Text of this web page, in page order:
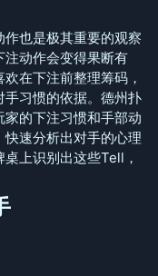
也是极其重要的观察
动作会变得果断有
在下注前整理筹码，
习惯的依据。德州扑
的下注习惯和手部动
速分析出对手的心理
上识别出这些Tell，